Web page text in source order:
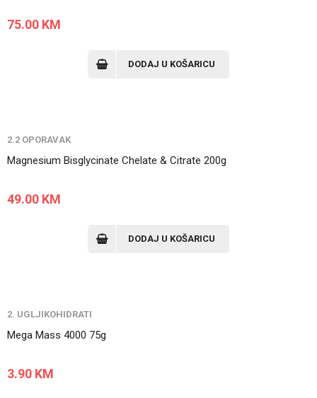
75.00 KM
DODAJ U KOŠARICU
2.2 OPORAVAK
Magnesium Bisglycinate Chelate & Citrate 200g
49.00 KM
DODAJ U KOŠARICU
2. UGLJIKOHIDRATI
Mega Mass 4000 75g
3.90 KM